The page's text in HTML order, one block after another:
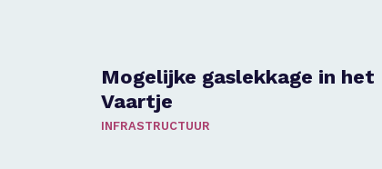
Mogelijke gaslekkage in het
Vaartje
INFRASTRUCTUUR